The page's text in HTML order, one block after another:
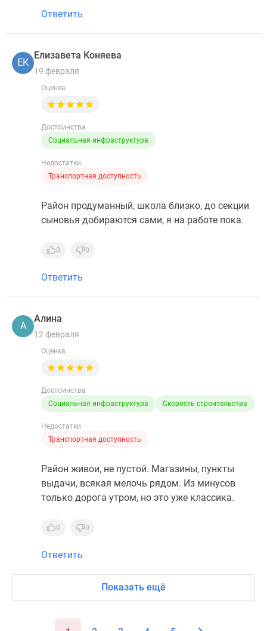
Ответить
ЕК
Елизавета Коняева
19 февраля
Оценка
Достоинства
Социальная инфраструктура
Недостатки
Транспортная доступность
Район продуманный, школа близко, до секции
сыновья добираются сами, я на работе пока.
0 0
Ответить
А
Алина
12 февраля
Оценка
Достоинства
Социальная инфраструктура
Скорость строительства
Недостатки
Транспортная доступность
Район живои, не пустой. Магазины, пункты
выдачи, всякая мелочь рядом. Из минусов
только дорога утром, но это уже классика.
0 0
Ответить
Показать ещё